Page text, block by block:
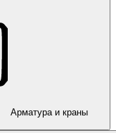
Арматура и краны